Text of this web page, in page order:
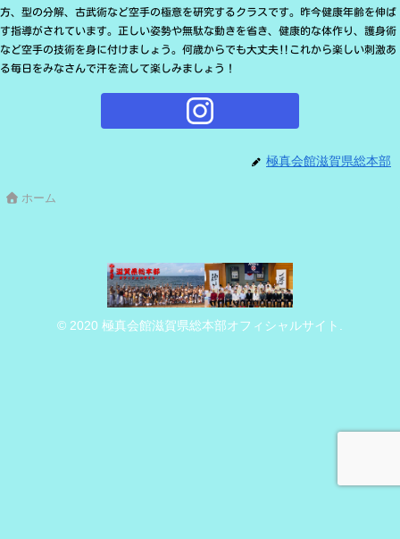
方、型の分解、古武術など空手の極意を研究するクラスです。昨今健康年齢を伸ば
す指導がされています。正しい姿勢や無駄な動きを省き、健康的な体作り、護身術
など空手の技術を身に付けましょう。何歳からでも大丈夫‼️これから楽しい刺激あ
る毎日をみなさんで汗を流して楽しみましょう！
極真会館滋賀県総本部
ホーム
© 2020 極真会館滋賀県総本部オフィシャルサイト.